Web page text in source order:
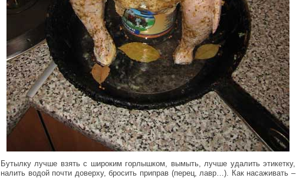
Бутылку лучше взять с широким горлышком, вымыть, лучше удалить этикетку,
налить водой почти доверху, бросить приправ (перец, лавр…). Как насаживать –